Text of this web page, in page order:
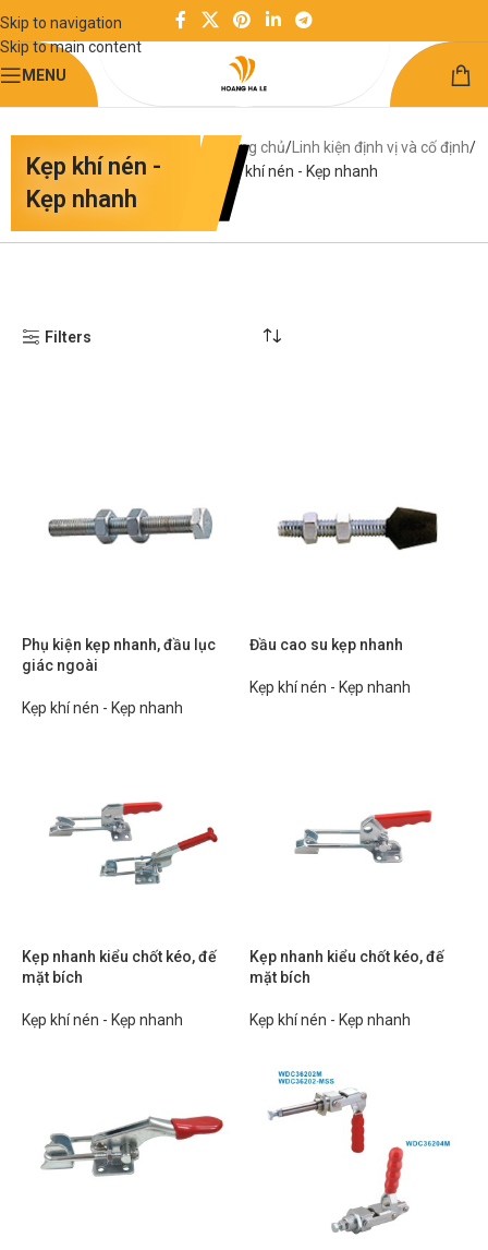
Skip to navigation
Skip to main content
MENU
Kẹp khí nén -
Kẹp nhanh
Trang chủ
Linh kiện định vị và cố định
Kẹp khí nén - Kẹp nhanh
Filters
Phụ kiện kẹp nhanh, đầu lục
giác ngoài
Kẹp khí nén - Kẹp nhanh
Đầu cao su kẹp nhanh
Kẹp khí nén - Kẹp nhanh
Kẹp nhanh kiểu chốt kéo, đế
mặt bích
Kẹp khí nén - Kẹp nhanh
Kẹp nhanh kiểu chốt kéo, đế
mặt bích
Kẹp khí nén - Kẹp nhanh